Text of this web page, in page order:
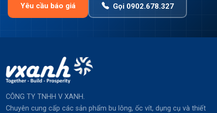
Yêu cầu báo giá Gọi 0902.678.327
CÔNG TY TNHH V XANH.
Chuyên cung cấp các sản phẩm bu lông, ốc vít, dụng cụ và thiết